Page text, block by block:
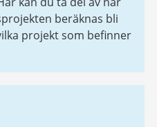
beräknas bli
projekt som befinner